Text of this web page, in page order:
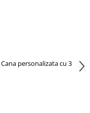
Cana personalizata cu 3